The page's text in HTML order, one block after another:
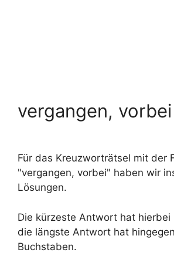
vergangen, vorbei
Für das Kreuzworträtsel mit der
"vergangen, vorbei" haben wir
Lösungen.
Die kürzeste Antwort hat hierbei
die längste Antwort hat
Buchstaben.